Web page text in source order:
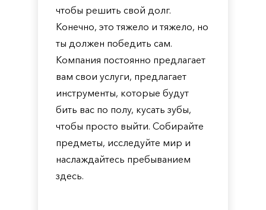
чтобы решить свой долг.
Конечно, это тяжело и тяжело, но
ты должен победить сам.
Компания постоянно предлагает
вам свои услуги, предлагает
инструменты, которые будут
бить вас по полу, кусать зубы,
чтобы просто выйти. Собирайте
предметы, исследуйте мир и
наслаждайтесь пребыванием
здесь.